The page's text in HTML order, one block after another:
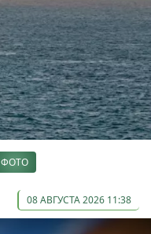
ФОТО
08 АВГУСТА 2026 11:38